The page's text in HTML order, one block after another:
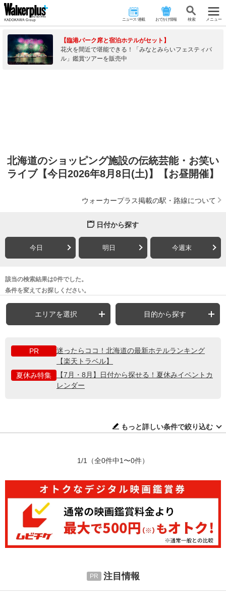
ニュース･連載 おでかけ情報 検 索 メニュー
【臨港パーク席と宿泊ホテルがセット】
花火を間近で堪能できる！「みなとみらいフェスティバ
ル」鑑賞ツアーを販売中
北海道のショッピング施設の伝統芸能・お笑い
ライブ【今日2026年8月8日(土)】【お昼開催】
ウォーカープラス掲載の駅・路線について
日付から探す
今日 明日 今週末
該当の検索結果は0件でした。
条件を変えてお探しください。
エリアを選択 目的から探す
PR
迷ったらココ！北海道の最新ホテルランキング
【楽天トラベル】
夏休み特集
【7月・8月】日付から探せる！夏休みイベントカ
レンダー
もっと詳しい条件で絞り込む
1/1 （全0件中1〜0件）
注目情報